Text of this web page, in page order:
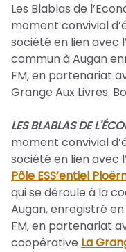
Les Blablas de
moment convivial
société en lien avec
commun à Augan
FM, en partenariat
Grange Aux Livres.
LES BLABLAS DE
moment convivial
société en lien avec
Pôle ESS’entiel
qui se déroule à la
Augan, enregistré
FM, en partenariat
coopérative La